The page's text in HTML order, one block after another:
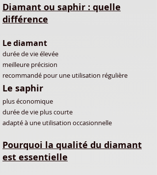
Diamant ou saphir : quelle
différence
Le diamant
durée de vie élevée
meilleure précision
recommandé pour une utilisation régulière
Le saphir
plus économique
durée de vie plus courte
adapté à une utilisation occasionnelle
Pourquoi la qualité du diamant
est essentielle